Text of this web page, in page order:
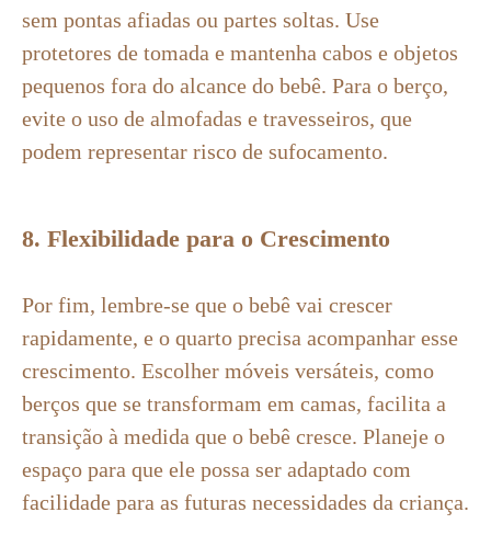
sem pontas afiadas ou partes soltas. Use
protetores de tomada e mantenha cabos e objetos
pequenos fora do alcance do bebê. Para o berço,
evite o uso de almofadas e travesseiros, que
podem representar risco de sufocamento.
8. Flexibilidade para o Crescimento
Por fim, lembre-se que o bebê vai crescer
rapidamente, e o quarto precisa acompanhar esse
crescimento. Escolher móveis versáteis, como
berços que se transformam em camas, facilita a
transição à medida que o bebê cresce. Planeje o
espaço para que ele possa ser adaptado com
facilidade para as futuras necessidades da criança.